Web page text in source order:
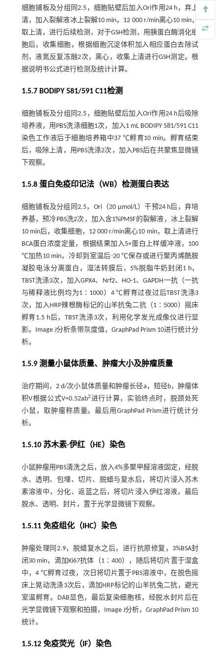
细胞铺板及分组同2.5，细胞贴壁后加入Ori作用24 h，弃上
清，加入裂解液冰上裂解10 min，12 000 r/min离心10 min，
取上清，进行后续检测，对于GSH检测，用胰蛋白酶消化细
胞后，收集细胞，根据细胞沉淀体积加入相应蛋白去除试
剂，液氮反复冻融2次，离心，收集上清进行GSH测定。根
据说明书公式进行检测及统计计算。
1.5.7 BODIPY 581/591 C11检测
细胞铺板及分组同2.5，细胞贴壁后加入Ori作用24 h后吸除
培养液，用PBS洗涤细胞1次，加入1 mL BODIPY 581/591 C11
染色工作液后于细胞培养箱中37 ℃孵育10 min。孵育结束
后，吸除上清，用PBS洗涤2次，加入PBS后在共聚焦显微镜
下观察。
1.5.8 蛋白免疫印记法（WB）检测蛋白表达
细胞铺板及分组同2.5，Ori（20 µmol/L）干预24 h后，弃培
养基，预冷PBS洗2次，加入含1%PMSF的裂解液，冰上裂解
10 min后，收集细胞，12 000 r/min离心10 min，取上清进行
BCA蛋白浓度定量，根据结果加入5×蛋白上样缓冲液，100
℃加热10 min，冷却到室温后-20 ℃保存或进行聚丙烯酰胺
凝胶电泳分离蛋白，湿法转膜后，5%脱脂牛奶封闭1 h，
TBST洗涤3次，加入GPX4、Nrf2、HO-1、GAPDH一抗（一抗
与稀释液比例均为1∶1000）4 ℃孵育过夜过后TBST洗涤3
次，加入HRP辣根酶标记的山羊抗兔二抗（1∶5000）摇床
孵育1.5 h后，TBST洗涤3次，利用化学发光成像仪进行显
影。Image J分析条带灰度值，GraphPad Prism 10进行统计分
析。
1.5.9 测量小鼠体质量、肿瘤大小及肿瘤质量
治疗期间，2 d/次小鼠体质量和肿瘤长径a，短径b，肿瘤体
积V根据公式V=0.52ab2进行计算，实验终点时，脱颈处死
小鼠，取肿瘤称质量。最后用GraphPad Prism进行统计分
析。
1.5.10 苏木素-伊红（HE）染色
小鼠肿瘤用PBS清洗之后，放入4%多聚甲醛溶液固定，经脱
水、透明、包埋、切片、脱蜡与复水后，将切片浸入苏木
素溶液中，分化、返蓝之后，将切片浸入伊红溶液，最后
脱水、透明、封片，置于光学显微镜下观察。
1.5.11 免疫组化（IHC）染色
肿瘤处理同2.9，脱蜡复水之后，进行抗原修复，3%BSA封
闭30 min，滴加Ki67抗体（1∶400），随后将切片置于湿盒
中，4 ℃孵育过夜，次日将切片置于PBS溶液中，在脱色摇
床上晃动洗涤3次后，滴加HRP标记的山羊抗兔二抗，避光
室温孵育。DAB显色，最后复染细胞核，经脱水封片后在
光学显微镜下观察和拍摄，Image J分析，GraphPad Prism 10
统计。
1.5.12 免疫荧光（IF）染色